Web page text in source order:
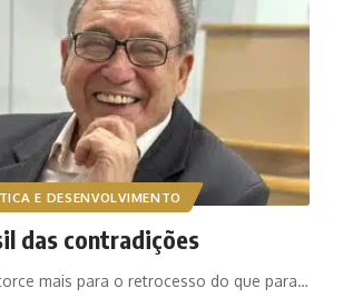
E DESENVOLVIMENTO
das contradições
mais para o retrocesso do que para…